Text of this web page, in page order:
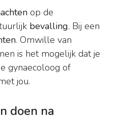
op de
bevalling. Bij een
. Omwille van
is het mogelijk dat je
gynaecoloog of
jou.
doen na